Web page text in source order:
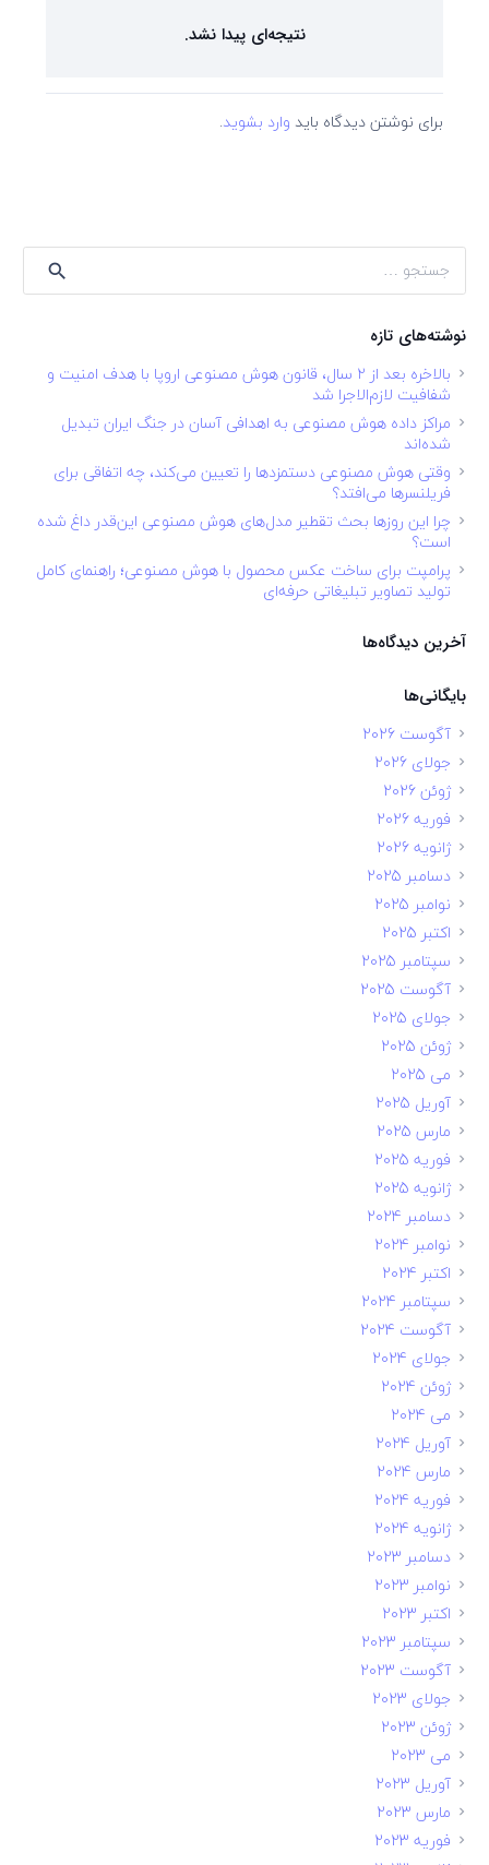
نتیجه‌ای پیدا نشد.
برای نوشتن دیدگاه باید وارد بشوید.
برای:
نوشته‌های تازه
بالاخره بعد از ۲ سال، قانون هوش مصنوعی اروپا با هدف امنیت و
شفافیت لازم‌الاجرا شد
مراکز داده هوش مصنوعی به اهدافی آسان در جنگ ایران تبدیل
شده‌اند
وقتی هوش مصنوعی دستمزدها را تعیین می‌کند، چه اتفاقی برای
فریلنسرها می‌افتد؟
چرا این روزها بحث تقطیر مدل‌های هوش مصنوعی این‌قدر داغ شده
است؟
پرامپت برای ساخت عکس محصول با هوش مصنوعی؛ راهنمای کامل
تولید تصاویر تبلیغاتی حرفه‌ای
آخرین دیدگاه‌ها
بایگانی‌ها
آگوست 2026
جولای 2026
ژوئن 2026
فوریه 2026
ژانویه 2026
دسامبر 2025
نوامبر 2025
اکتبر 2025
سپتامبر 2025
آگوست 2025
جولای 2025
ژوئن 2025
می 2025
آوریل 2025
مارس 2025
فوریه 2025
ژانویه 2025
دسامبر 2024
نوامبر 2024
اکتبر 2024
سپتامبر 2024
آگوست 2024
جولای 2024
ژوئن 2024
می 2024
آوریل 2024
مارس 2024
فوریه 2024
ژانویه 2024
دسامبر 2023
نوامبر 2023
اکتبر 2023
سپتامبر 2023
آگوست 2023
جولای 2023
ژوئن 2023
می 2023
آوریل 2023
مارس 2023
فوریه 2023